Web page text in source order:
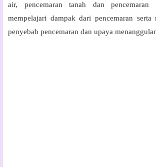
air, pencemaran tanah dan
mempelajari dampak dari pencemaran serta
penyebab pencemaran dan upaya